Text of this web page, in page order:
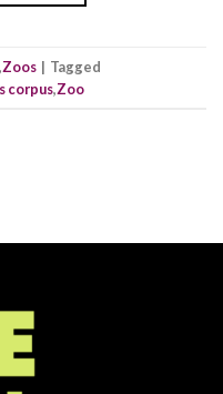
,Zoos | Tagged
corpus,Zoo